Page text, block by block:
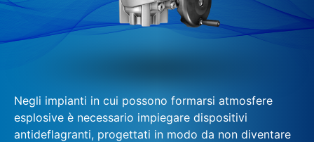
Negli impianti in cui possono formarsi atmosfere
esplosive è necessario impiegare dispositivi
antideflagranti, progettati in modo da non diventare